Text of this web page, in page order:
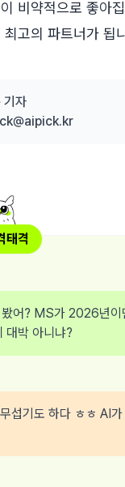
비약적으로 좋아
고의 파트너가 됩
기자
태격
어? MS가 2026년이
대박 아니냐?
섭기도 하다 ㅎㅎ AI